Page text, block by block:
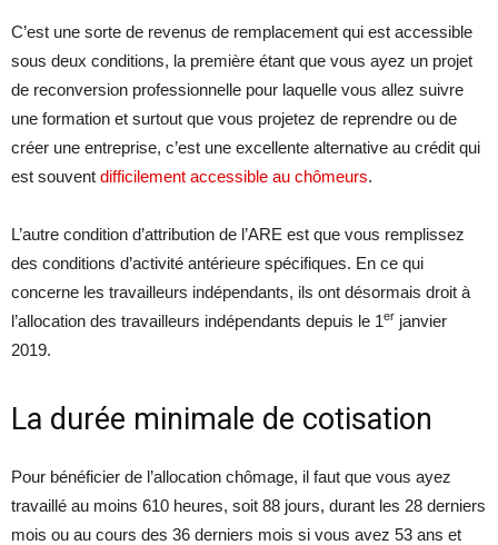
C’est une sorte de revenus de remplacement qui est accessible
sous deux conditions, la première étant que vous ayez un projet
de reconversion professionnelle pour laquelle vous allez suivre
une formation et surtout que vous projetez de reprendre ou de
créer une entreprise, c’est une excellente alternative au crédit qui
est souvent difficilement accessible au chômeurs.
L’autre condition d’attribution de l’ARE est que vous remplissez
des conditions d’activité antérieure spécifiques. En ce qui
concerne les travailleurs indépendants, ils ont désormais droit à
l’allocation des travailleurs indépendants depuis le 1er janvier
2019.
La durée minimale de cotisation
Pour bénéficier de l’allocation chômage, il faut que vous ayez
travaillé au moins 610 heures, soit 88 jours, durant les 28 derniers
mois ou au cours des 36 derniers mois si vous avez 53 ans et